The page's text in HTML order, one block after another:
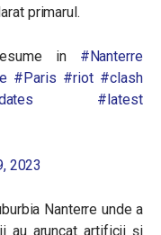
primarul.
in #Nanterre
#Paris #riot #clash
#latest
2023
Nanterre unde a
au aruncat artificii și